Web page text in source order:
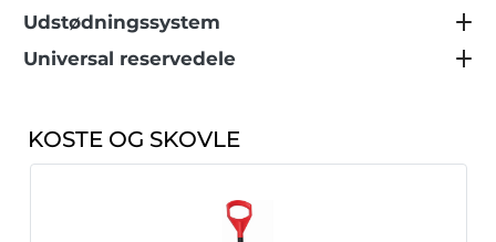
Udstødningssystem
Universal reservedele
KOSTE OG SKOVLE